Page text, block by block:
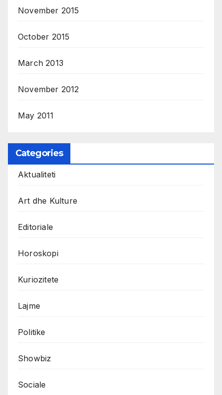
November 2015
October 2015
March 2013
November 2012
May 2011
Categories
Aktualiteti
Art dhe Kulture
Editoriale
Horoskopi
Kuriozitete
Lajme
Politike
Showbiz
Sociale